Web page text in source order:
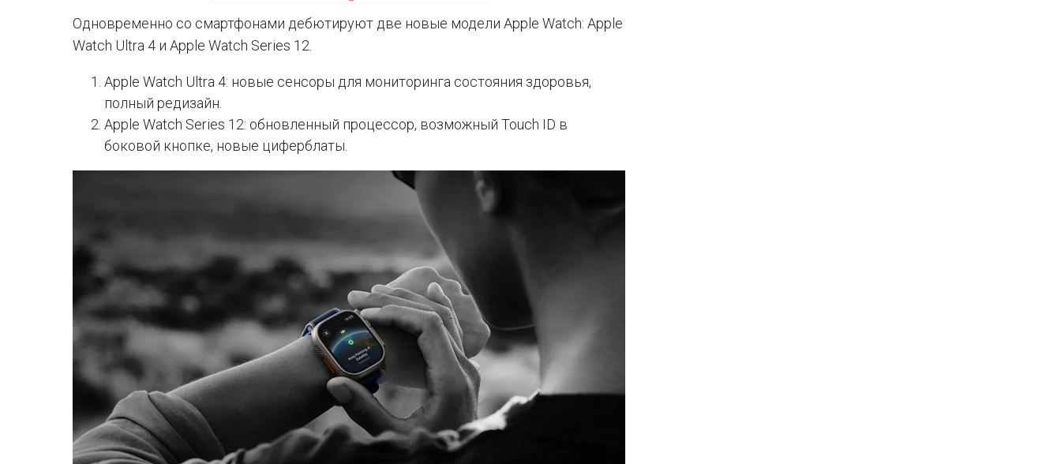
Одновременно со смартфонами дебютируют две новые модели Apple Watch: Apple
Watch Ultra 4 и Apple Watch Series 12.
Apple Watch Ultra 4: новые сенсоры для мониторинга состояния здоровья,
полный редизайн.
Apple Watch Series 12: обновленный процессор, возможный Touch ID в
боковой кнопке, новые циферблаты.